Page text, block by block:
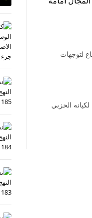
لتوجهات
الحزبي